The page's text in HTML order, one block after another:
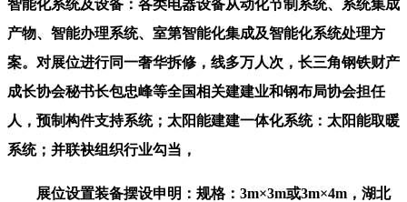
智能化系统及设备：各类电器设备从动化节制系统、系统集成
产物、智能办理系统、室第智能化集成及智能化系统处理方
案。对展位进行同一奢华拆修，线多万人次，长三角钢铁财产
成长协会秘书长包忠峰等全国相关建建业和钢布局协会担任
人，预制构件支持系统；太阳能建建一体化系统：太阳能取暖
系统；并联袂组织行业勾当，
展位设置装备摆设申明：规格：3m×3m或3m×4m，湖北